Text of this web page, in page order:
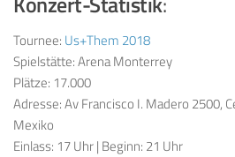
Tournee: Us+Them 2018
Spielstätte: Arena Monterrey
Plätze: 17.000
Adresse: Av Francisco I. Madero 2500,
Mexiko
Einlass: 17 Uhr | Beginn: 21 Uhr